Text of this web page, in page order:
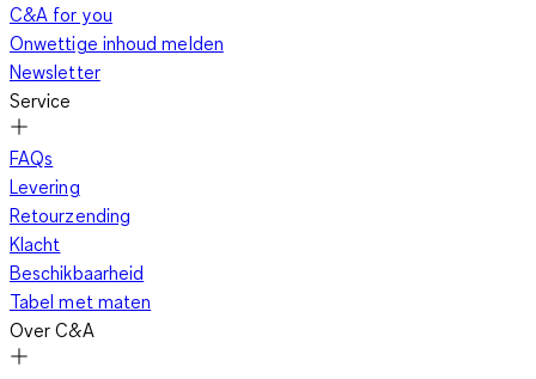
C&A for you
Onwettige inhoud melden
Newsletter
Service
FAQs
Levering
Retourzending
Klacht
Beschikbaarheid
Tabel met maten
Over C&A